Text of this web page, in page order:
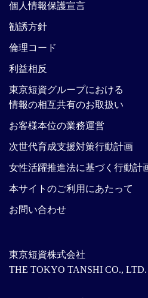
東京短資株式会社
THE TOKYO TANSHI CO., LTD.
個人情報保護宣言
勧誘方針
倫理コード
利益相反
東京短資グループにおける
情報の相互共有のお取扱い
お客様本位の業務運営
次世代育成支援対策行動計画
女性活躍推進法に基づく行動計
本サイトのご利用にあたって
お問い合わせ